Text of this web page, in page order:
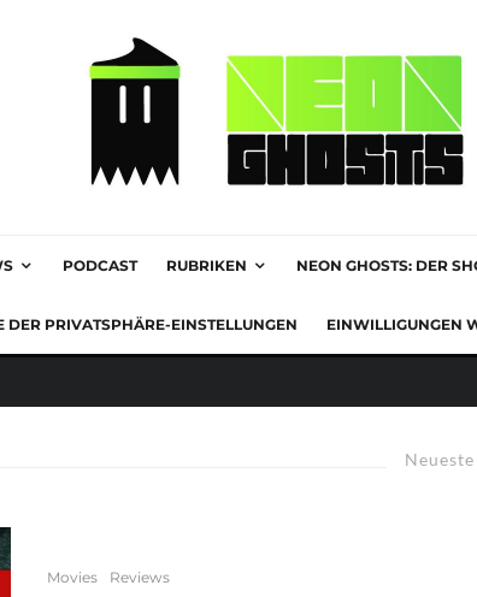
PODCAST RUBRIKEN NEON GHOSTS: DER
DER PRIVATSPHÄRE-EINSTELLUNGEN EINWILLIGUNGEN
Neueste
Movies Reviews